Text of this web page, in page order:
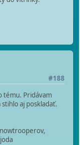
#188
tému. Pridávam
aj poskladať.